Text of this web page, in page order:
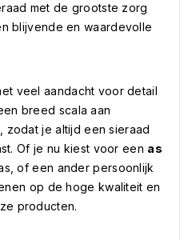
met de grootste zorg
blijvende en waardevolle
veel aandacht voor detail
breed scala aan
zodat je altijd een sieraad
Of je nu kiest voor een as
of een ander persoonlijk
op de hoge kwaliteit en
producten.